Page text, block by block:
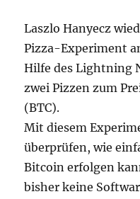
Laszlo Hanyecz
Pizza-Experiment
Hilfe des Lightning
zwei Pizzen zum
(BTC).
Mit diesem
überprüfen, wie
Bitcoin erfolgen
bisher keine